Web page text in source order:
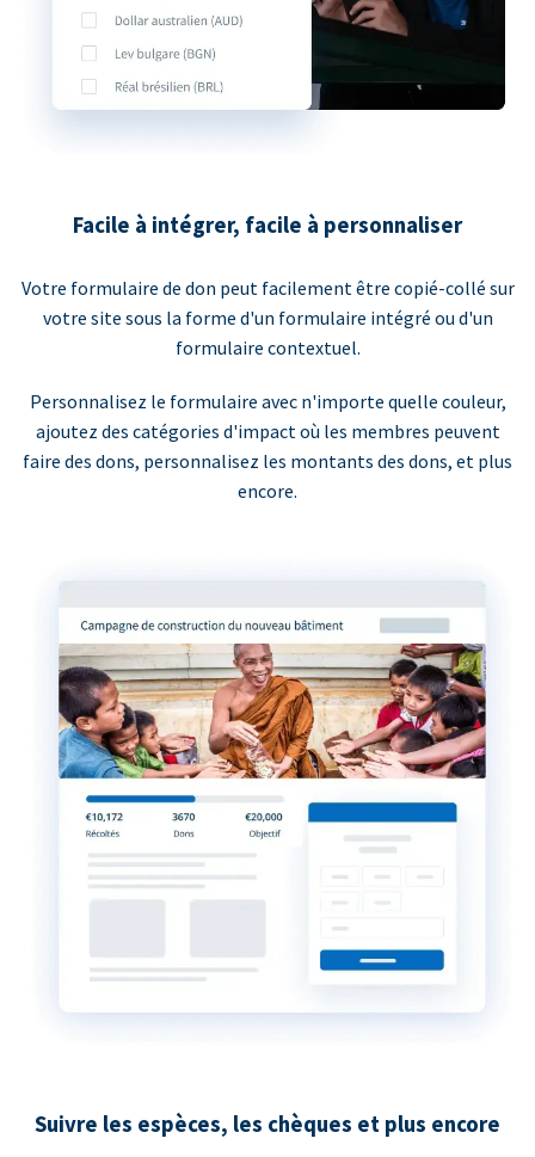
Facile à intégrer, facile à personnaliser
Votre formulaire de don peut facilement être copié-collé sur
votre site sous la forme d'un formulaire intégré ou d'un
formulaire contextuel.
Personnalisez le formulaire avec n'importe quelle couleur,
ajoutez des catégories d'impact où les membres peuvent
faire des dons, personnalisez les montants des dons, et plus
encore.
Suivre les espèces, les chèques et plus encore